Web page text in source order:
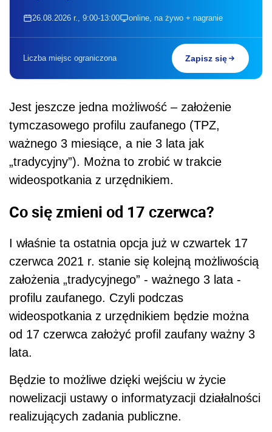
26.08.2026 r., 9:00-13:00 online, na żywo + nagranie
Liczba miejsc ograniczona Zapisz się
Jest jeszcze jedna możliwość – założenie
tymczasowego profilu zaufanego (TPZ,
ważnego 3 miesiące, a nie 3 lata jak
„tradycyjny”). Można to zrobić w trakcie
wideospotkania z urzędnikiem.
Co się zmieni od 17 czerwca?
I właśnie ta ostatnia opcja już w czwartek 17
czerwca 2021 r. stanie się kolejną możliwością
założenia „tradycyjnego” - ważnego 3 lata -
profilu zaufanego. Czyli podczas
wideospotkania z urzędnikiem będzie można
od 17 czerwca założyć profil zaufany ważny 3
lata.
Będzie to możliwe dzięki wejściu w życie
nowelizacji ustawy o informatyzacji działalności
realizujących zadania publiczne.